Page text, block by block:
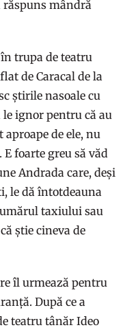
răspuns mândră
trupa de teatru
de Caracal de la
știrile nasoale cu
le ignor pentru că au
de ele, nu
foarte greu să văd
Andrada care, deși
le dă întotdeauna
taxiului sau
știe cineva de
îl urmează pentru
După ce a
teatru tânăr Ideo